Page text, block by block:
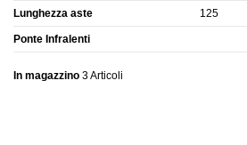
Lunghezza aste 125
Ponte Infralenti
In magazzino 3 Articoli